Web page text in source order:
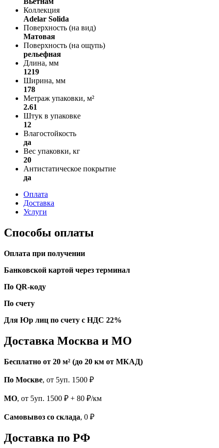
Коллекция
Adelar Solida
Поверхность (на вид)
Матовая
Поверхность (на ощупь)
рельефная
Длина, мм
1219
Ширина, мм
178
Метраж упаковки, м²
2.61
Штук в упаковке
12
Влагостойкость
да
Вес упаковки, кг
20
Антистатическое покрытие
да
Оплата
Доставка
Услуги
Способы оплаты
Оплата при получении
Банковской картой через терминал
По QR-коду
По счету
Для Юр лиц по счету с НДС 22%
Доставка Москва и МО
Бесплатно от 20 м² (до 20 км от МКАД)
По Москве, от 5уп. 1500 ₽
МО, от 5уп. 1500 ₽ + 80 ₽/км
Самовывоз со склада, 0 ₽
Доставка по РФ